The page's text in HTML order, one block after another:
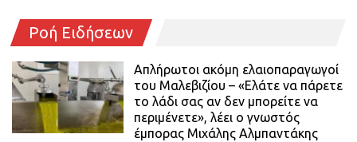
Ροή Ειδήσεων
Απλήρωτοι ακόμη ελαιοπαραγωγοί
του Μαλεβιζίου – «Ελάτε να πάρετε
το λάδι σας αν δεν μπορείτε να
περιμένετε», λέει ο γνωστός
έμπορας Μιχάλης Αλμπαντάκης